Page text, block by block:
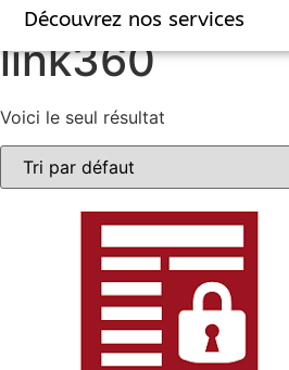
Découvrez nos services
Accueil/ Produits identifiés
link360
Voici le seul résultat